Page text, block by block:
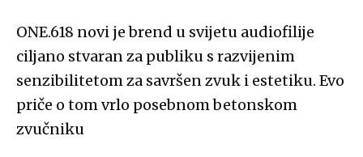
ONE.618 novi je brend u svijetu audiofilije
ciljano stvaran za publiku s razvijenim
senzibilitetom za savršen zvuk i estetiku. Evo
priče o tom vrlo posebnom betonskom
zvučniku